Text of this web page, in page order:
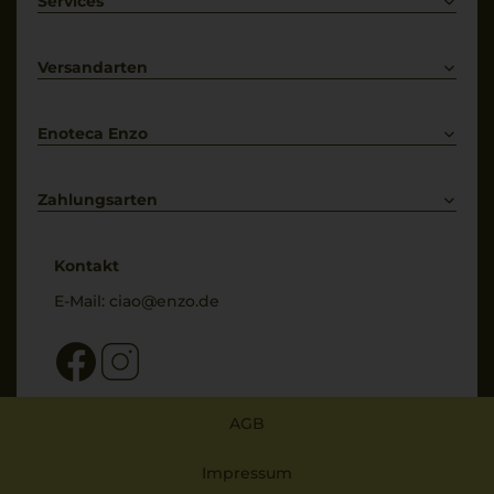
Kontakt
Versandarten
Enoteca Enzo
Bewertungs-Richtlinien
Zahlungsarten
Kontakt
E-Mail: ciao@enzo.de
AGB
Impressum